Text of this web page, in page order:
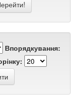
Впорядкування: